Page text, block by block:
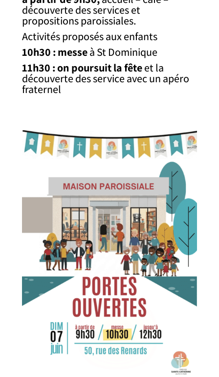
découverte des services et
propositions paroissiales.
Activités proposés aux enfants
10h30 : messeà St Dominique
11h30 : on poursuit la fêteet la
découverte des service avec un apéro
fraternel